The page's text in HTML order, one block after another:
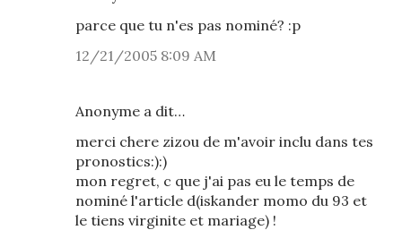
parce que tu n'es pas nominé? :p
12/21/2005 8:09 AM
Anonyme a dit…
merci chere zizou de m'avoir inclu dans tes
pronostics:):)
mon regret, c que j'ai pas eu le temps de
nominé l'article d(iskander momo du 93 et
le tiens virginite et mariage) !